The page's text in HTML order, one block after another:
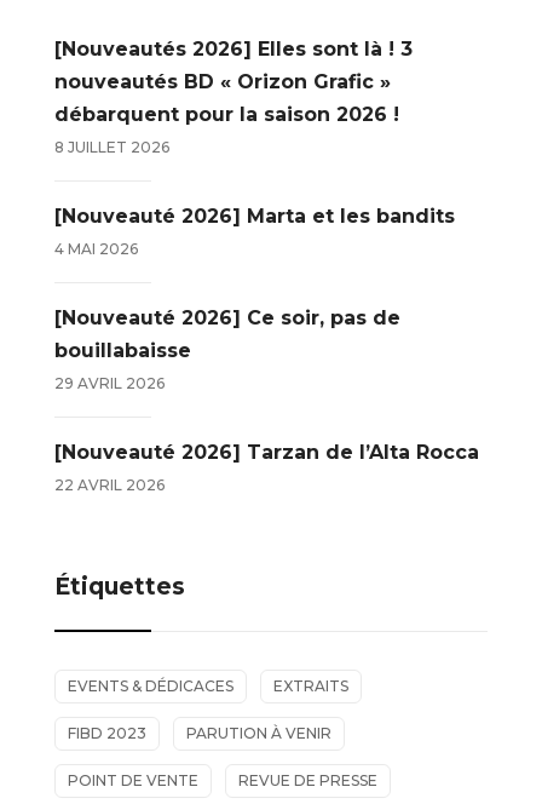
[Nouveautés 2026] Elles sont là ! 3
nouveautés BD « Orizon Grafic »
débarquent pour la saison 2026 !
8 JUILLET 2026
[Nouveauté 2026] Marta et les bandits
4 MAI 2026
[Nouveauté 2026] Ce soir, pas de
bouillabaisse
29 AVRIL 2026
[Nouveauté 2026] Tarzan de l’Alta Rocca
22 AVRIL 2026
Étiquettes
EVENTS & DÉDICACES EXTRAITS
FIBD 2023 PARUTION À VENIR
POINT DE VENTE REVUE DE PRESSE